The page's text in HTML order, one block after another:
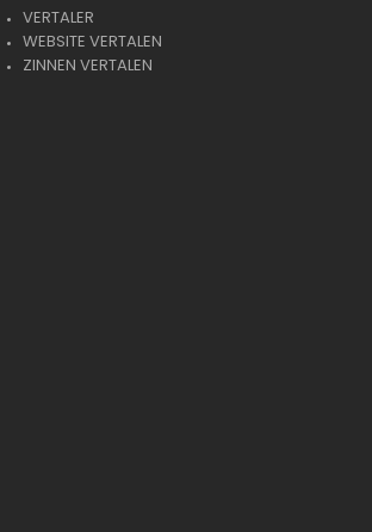
VERTALER
WEBSITE VERTALEN
ZINNEN VERTALEN